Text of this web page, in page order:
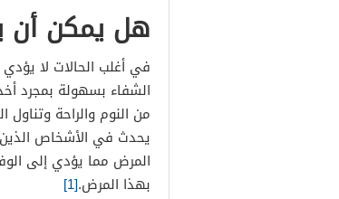
هل يمكن أن
في أغلب الحالات لا
الشفاء بسهولة بمجرد
من النوم والراحة
يحدث في الأشخاص
المرض مما يؤدي إلى
بهذا المرض.[1]